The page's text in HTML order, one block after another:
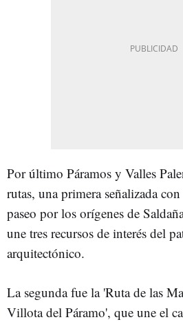
Por último Páramos y Valles
rutas, una primera señalizada
paseo por los orígenes de
une tres recursos de interés del
arquitectónico.
La segunda fue la 'Ruta de las
Villota del Páramo', que une el